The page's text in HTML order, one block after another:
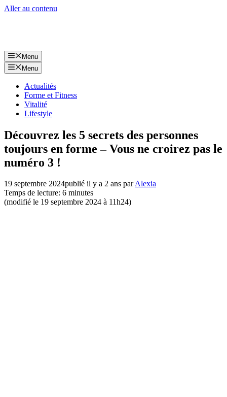
Aller au contenu
Menu
Menu
Actualités
Forme et Fitness
Vitalité
Lifestyle
Découvrez les 5 secrets des personnes
toujours en forme – Vous ne croirez pas le
numéro 3 !
19 septembre 2024publié il y a 2 ans parAlexia
Temps de lecture: 6 minutes
(modifié le 19 septembre 2024 à 11h24)